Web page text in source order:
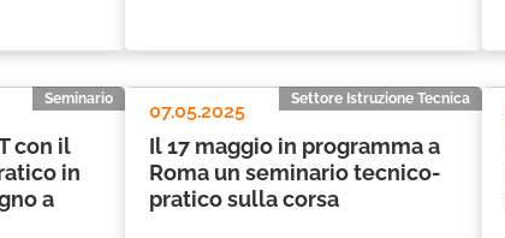
Seminario
con il
in
a
Settore Istruzione Tecnica
07.05.2025
Il 17 maggio in programma a
Roma un seminario tecnico-
pratico sulla corsa